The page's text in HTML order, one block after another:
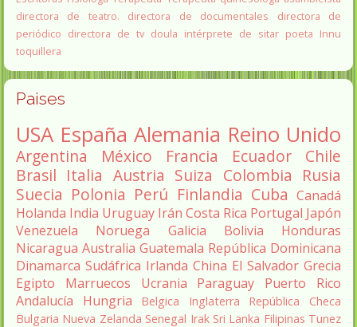
directora de teatro.
directora de documentales
directora de
periódico directora de tv doula intérprete de sitar poeta Innu
toquillera
Paises
USA España Alemania Reino Unido
Argentina México Francia Ecuador
Chile
Brasil Italia Austria Suiza Colombia Rusia
Suecia Polonia Perú Finlandia Cuba Canadá
Holanda India Uruguay Irán Costa Rica Portugal Japón
Venezuela
Noruega Galicia Bolivia
Honduras
Nicaragua Australia Guatemala República Dominicana
Dinamarca Sudáfrica Irlanda China El Salvador Grecia
Egipto
Marruecos Ucrania Paraguay
Puerto Rico
Andalucía
Hungria Belgica Inglaterra
República Checa
Bulgaria Nueva Zelanda Senegal Irak Sri Lanka Filipinas Tunez